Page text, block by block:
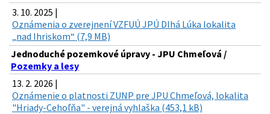
3. 10. 2025 |
Oznámenia o zverejnení VZFUÚ JPÚ Dlhá Lúka lokalita
„nad Ihriskom“ (7,9 MB)
Jednoduché pozemkové úpravy - JPU Chmeľová /
Pozemky a lesy
13. 2. 2026 |
Oznámenie o platnosti ZUNP pre JPU Chmeľová, lokalita
"Hriady-Cehoľňa" - verejná vyhlaška (453,1 kB)